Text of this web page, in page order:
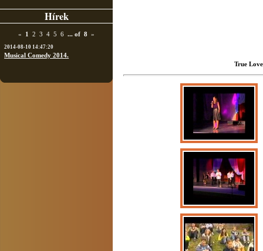
Hírek
« 1 2 3 4 5 6 ... of 8 »
2014-08-10 14:47:20
Musical Comedy 2014.
True